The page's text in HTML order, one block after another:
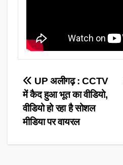
Post
navigation
UP अलीगढ़ : CCTV
में कैद हुआ भूत का वीडियो,
वीडियो हो रहा है सोशल
मीडिया पर वायरल